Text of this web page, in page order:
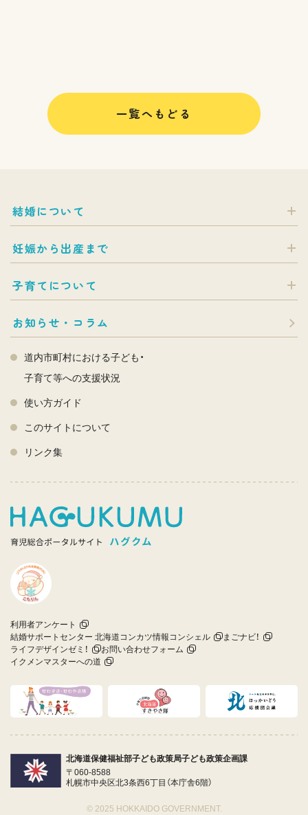
一覧へもどる
結婚について
妊娠から出産まで
子育てについて
お知らせ・コラム
道内市町村における子ども・
子育て等への支援状況
使い方ガイド
このサイトについて
リンク集
利用者アンケート
結婚サポートセンター 北海道コンカツ情報コンシェル
まごナビ！
ライフデザインゼミ！
お問い合わせフォーム
イクメンマスターへの道
北海道保健福祉部子ども政策局子ども政策企画課
〒060-8588
札幌市中央区北3条西6丁目（本庁舎6階）
© 2025 HOKKAIDO GOVERNMENT.